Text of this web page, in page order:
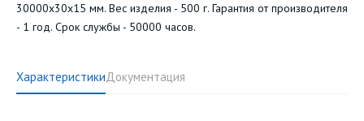
30000х30х15 мм. Вес изделия - 500 г. Гарантия от производителя
- 1 год. Срок службы - 50000 часов.
ХарактеристикиДокументация